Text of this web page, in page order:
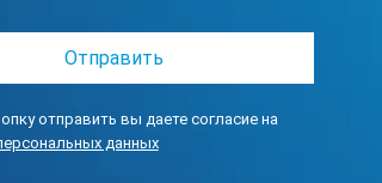
отправить вы даете согласие на
данных